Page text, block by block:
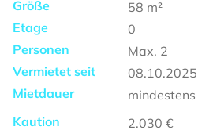
Größe
58 m²
Etage
0
Personen
Max. 2
Vermietet seit
08.10.2025
Mietdauer
mindestens
Kaution
2.030 €